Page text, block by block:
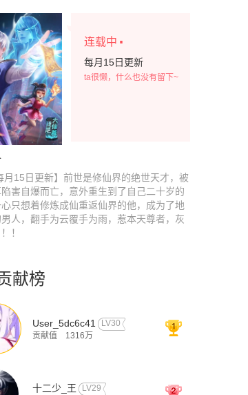
连载中 ·
每月15日更新
ta很懒，什么也没有留下~
月15日更新】前世是修仙界的绝世天才，被
害自爆而亡，意外重生到了自己二十岁的
心只想着修炼成仙重返仙界的他，成为了地
人，翻手为云覆手为雨，惹本天尊者，灰
！
献榜
User_5dc6c41
LV30
贡献值
1316万
十二少_王
LV29